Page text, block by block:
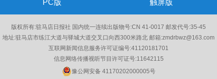
PC版 触屏版
版权所有:驻马店日报社 国内统一连续出版物号:CN 41-0017 邮发代号:35-45
地址:驻马店市练江大道与驿城大道交叉口向西300米路北 邮箱:zmdrbwz@163.com
互联网新闻信息服务许可证编号:41120181701
信息网络传播视听节目许可证号:11642115
豫公网安备 41170202000005号